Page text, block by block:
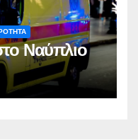
Ναύπλιο